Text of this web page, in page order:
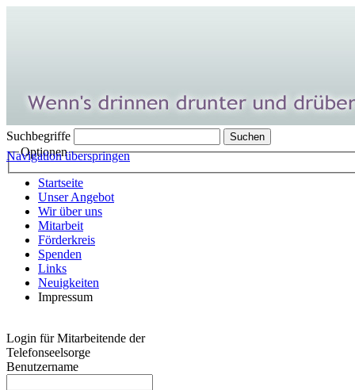
Suchbegriffe
Optionen
Navigation überspringen
Startseite
Unser Angebot
Wir über uns
Mitarbeit
Förderkreis
Spenden
Links
Neuigkeiten
Impressum
Login für Mitarbeitende der
Telefonseelsorge
Benutzername